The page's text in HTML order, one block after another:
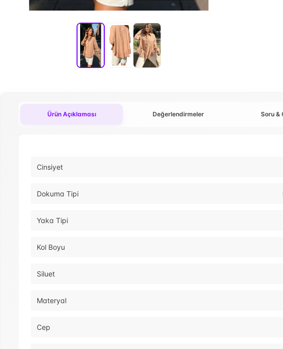
Ürün Açıklaması Değerlendirmeler Soru &
Cinsiyet
Dokuma Tipi
Yaka Tipi
Kol Boyu
Siluet
Materyal
Cep